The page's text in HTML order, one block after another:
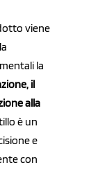
viene
la
il
alla
è un
e
con